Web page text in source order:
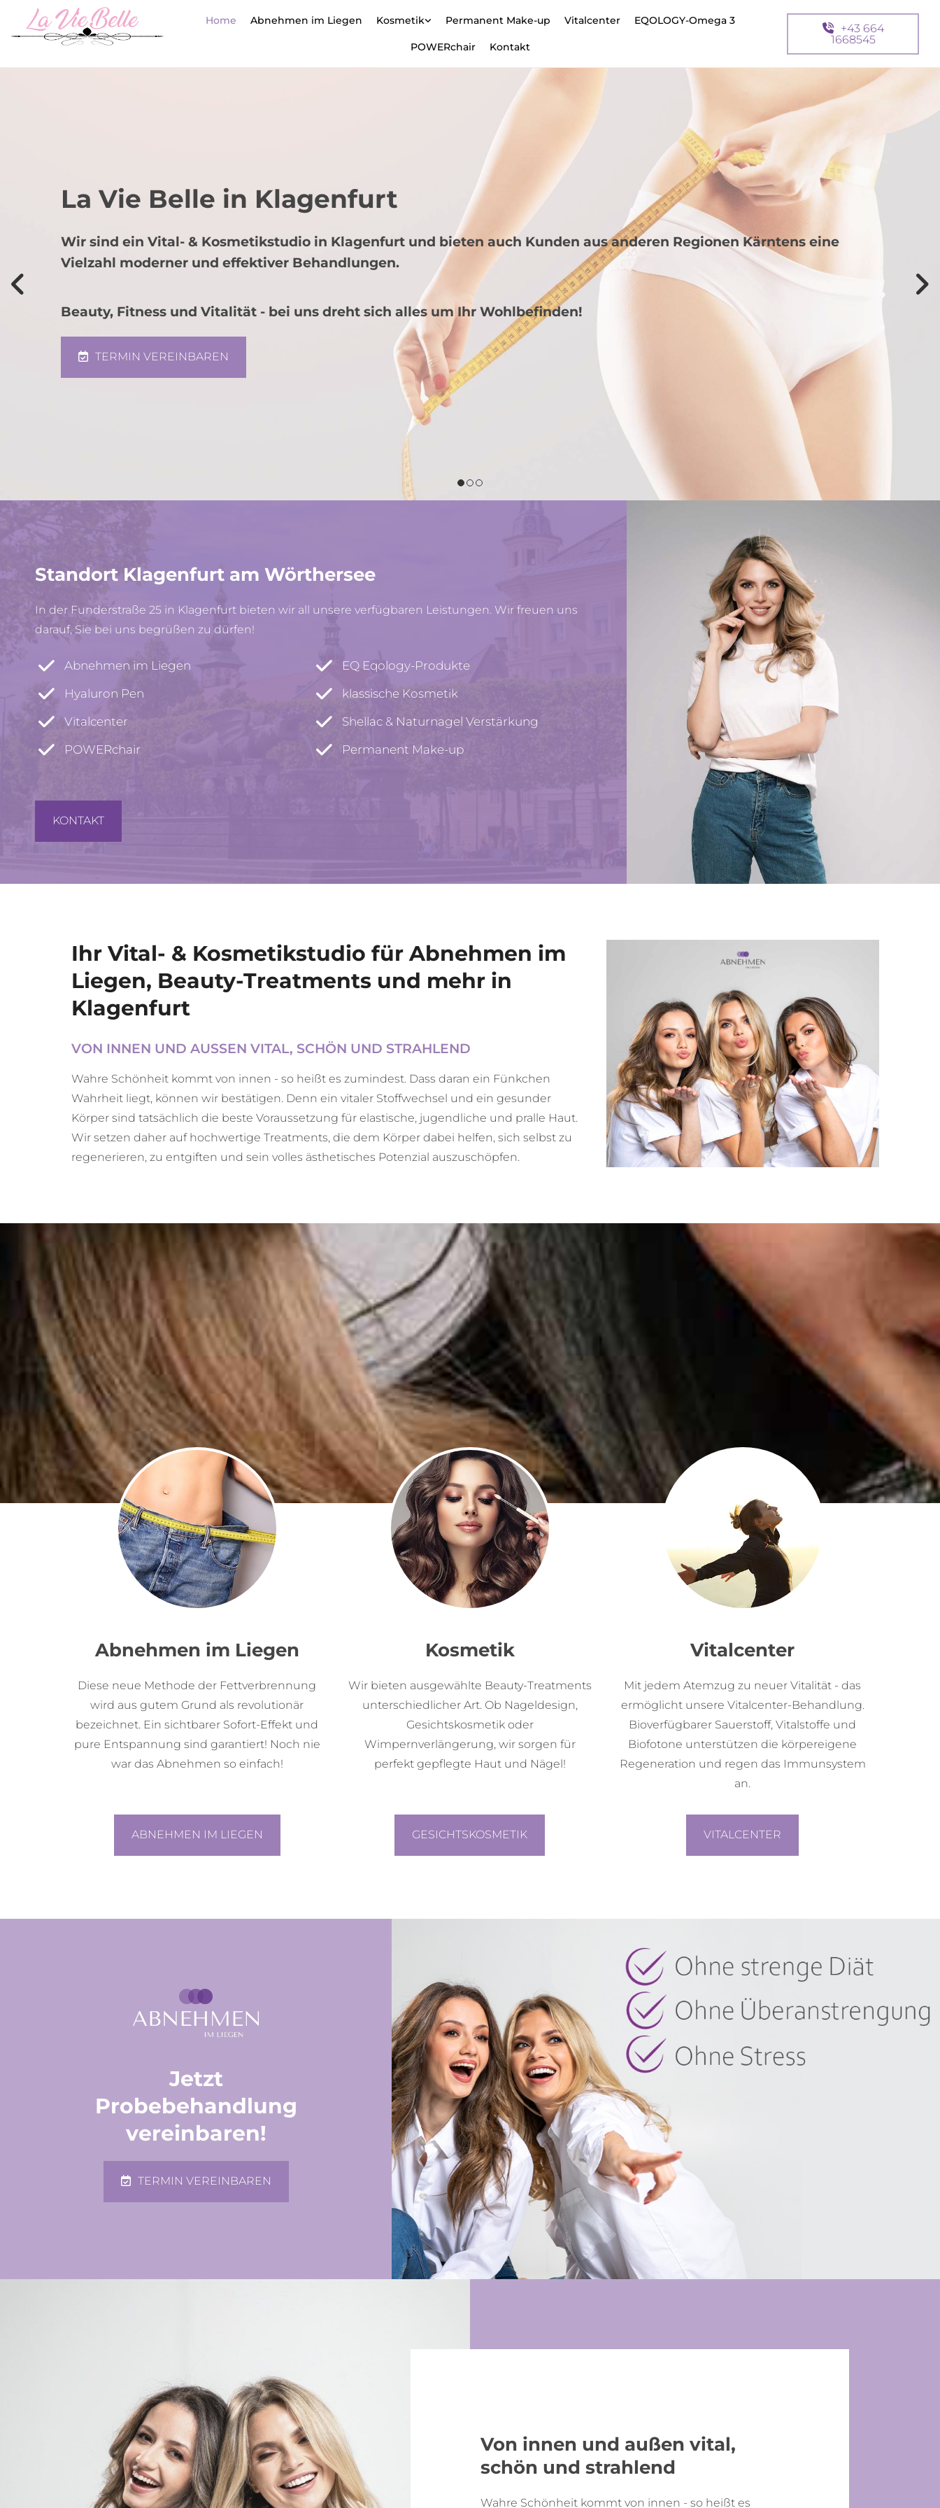
Home Abnehmen im Liegen Kosmetik Permanent Make-up Vitalcenter EQOLOGY-Omega 3
POWERchair Kontakt
+43 664
1668545
La Vie Belle in Klagenfurt
Wir sind ein Vital- & Kosmetikstudio in Klagenfurt und bieten auch Kunden aus anderen Regionen Kärntens eine
Vielzahl moderner und effektiver Behandlungen.
Beauty, Fitness und Vitalität - bei uns dreht sich alles um Ihr Wohlbefinden!
TERMIN VEREINBAREN
Standort Klagenfurt am Wörthersee
In der Funderstraße 25 in Klagenfurt bieten wir all unsere verfügbaren Leistungen. Wir freuen uns
darauf, Sie bei uns begrüßen zu dürfen!
Abnehmen im Liegen
EQ Eqology-Produkte
Hyaluron Pen
klassische Kosmetik
Vitalcenter
Shellac & Naturnagel Verstärkung
POWERchair
Permanent Make-up
KONTAKT
Ihr Vital- & Kosmetikstudio für Abnehmen im
Liegen, Beauty-Treatments und mehr in
Klagenfurt
VON INNEN UND AUSSEN VITAL, SCHÖN UND STRAHLEND
Wahre Schönheit kommt von innen - so heißt es zumindest. Dass daran ein Fünkchen
Wahrheit liegt, können wir bestätigen. Denn ein vitaler Stoffwechsel und ein gesunder
Körper sind tatsächlich die beste Voraussetzung für elastische, jugendliche und pralle Haut.
Wir setzen daher auf hochwertige Treatments, die dem Körper dabei helfen, sich selbst zu
regenerieren, zu entgiften und sein volles ästhetisches Potenzial auszuschöpfen.
Abnehmen im Liegen
Diese neue Methode der Fettverbrennung
wird aus gutem Grund als revolutionär
bezeichnet. Ein sichtbarer Sofort-Effekt und
pure Entspannung sind garantiert! Noch nie
war das Abnehmen so einfach!
ABNEHMEN IM LIEGEN
Kosmetik
Wir bieten ausgewählte Beauty-Treatments
unterschiedlicher Art. Ob Nageldesign,
Gesichtskosmetik oder
Wimpernverlängerung, wir sorgen für
perfekt gepflegte Haut und Nägel!
GESICHTSKOSMETIK
Vitalcenter
Mit jedem Atemzug zu neuer Vitalität - das
ermöglicht unsere Vitalcenter-Behandlung.
Bioverfügbarer Sauerstoff, Vitalstoffe und
Biofotone unterstützen die körpereigene
Regeneration und regen das Immunsystem
an.
VITALCENTER
Jetzt
Probebehandlung
vereinbaren!
TERMIN VEREINBAREN
Von innen und außen vital,
schön und strahlend
Wahre Schönheit kommt von innen - so heißt es